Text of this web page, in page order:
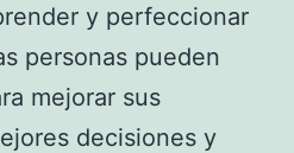
y perfeccionar
personas pueden
mejorar sus
decisiones y